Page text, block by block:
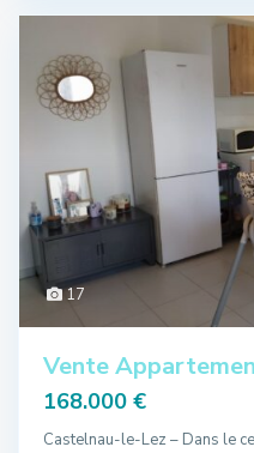
17
Vente
168.000 €
Castelnau-le-Lez – Dans le